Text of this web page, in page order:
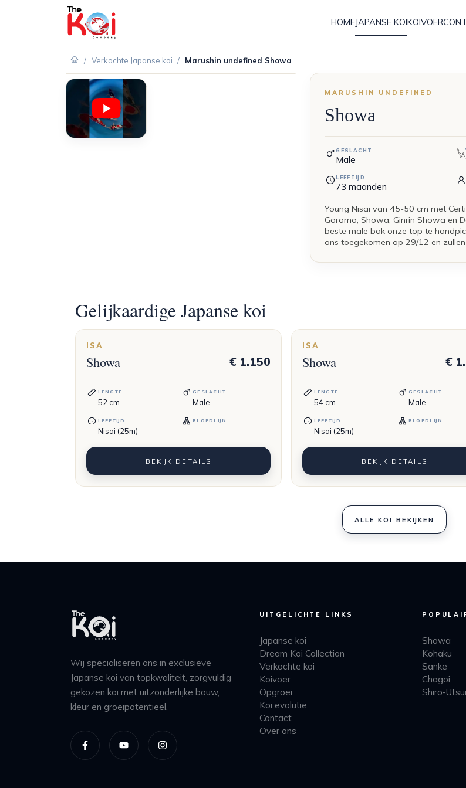
HOMEJAPANSE KOIKOIVOER
/ Verkochte Japanse koi / Marushin undefined Showa
VERKOCHT MARUSHIN UNDEFINED
Showa
GESLACHT
Male
LEEFTIJD
73 maanden
Young Nisai van 45-50 cm met
Goromo, Showa, Ginrin Showa en
beste male bak onze top te
ons toegekomen op 29/12 en
Gelijkaardige Japanse koi
ISA
Showa € 1.150
LENGTE
52 cm
GESLACHT
Male
LEEFTIJD
Nisai (25m)
BLOEDLIJN
-
BEKIJK DETAILS
ISA
Showa €
LENGTE
54cm
GESLACHT
Male
LEEFTIJD
Nisai (25m)
BLOEDLIJN
-
BEKIJK DETAILS
ALLE KOI BEKIJKEN
Wij specialiseren ons in exclusieve
Japanse koi van topkwaliteit, zorgvuldig
gekozen koi met uitzonderlijke bouw,
kleur en groeipotentieel.
UITGELICHTE LINKS
Japanse koi
Dream Koi Collection
Verkochte koi
Koivoer
Opgroei
Koi evolutie
Contact
Over ons
Showa
Kohaku
Sanke
Chagoi
Shiro-